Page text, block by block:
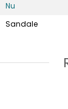
design in
un
Nu
Sandale